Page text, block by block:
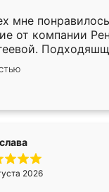
мне понравилось
от компании
сотрудник
моему эскизу
2026